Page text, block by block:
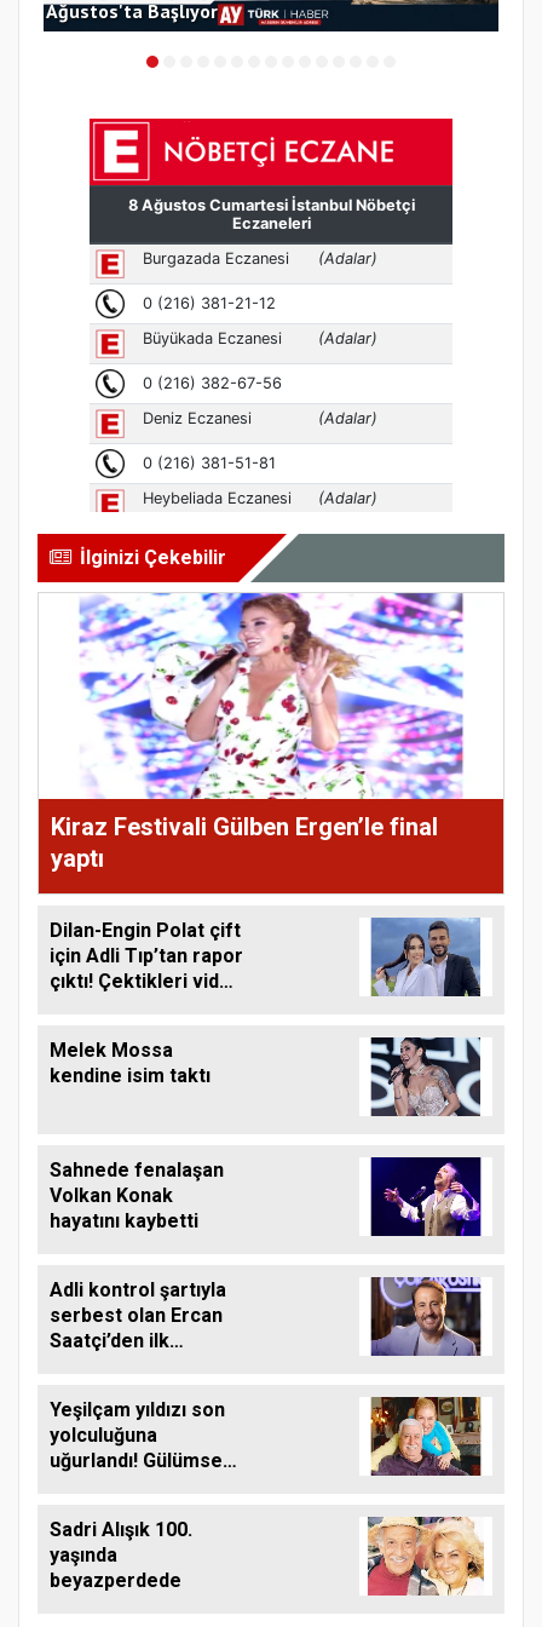
Ağustos'ta Başlıyor
İlginizi Çekebilir
Kiraz Festivali Gülben Ergen’le final
yaptı
Dilan-Engin Polat çift
için Adli Tıp’tan rapor
çıktı! Çektikleri video
Melek Mossa
kendine isim taktı
Sahnede fenalaşan
Volkan Konak
hayatını kaybetti
Adli kontrol şartıyla
serbest olan Ercan
Saatçi’den ilk
Yeşilçam yıldızı son
yolculuğuna
uğurlandı! Gülümser
Sadri Alışık 100.
yaşında
beyazperdede